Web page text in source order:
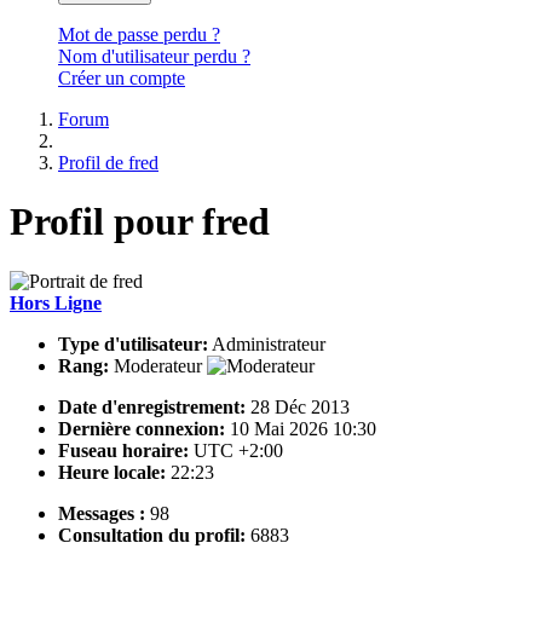
Mot de passe perdu ?
Nom d'utilisateur perdu ?
Créer un compte
Forum
Profil de fred
Profil pour fred
Hors Ligne
Type d'utilisateur: Administrateur
Rang: Moderateur
Date d'enregistrement: 28 Déc 2013
Dernière connexion: 10 Mai 2026 10:30
Fuseau horaire: UTC +2:00
Heure locale: 22:23
Messages : 98
Consultation du profil: 6883